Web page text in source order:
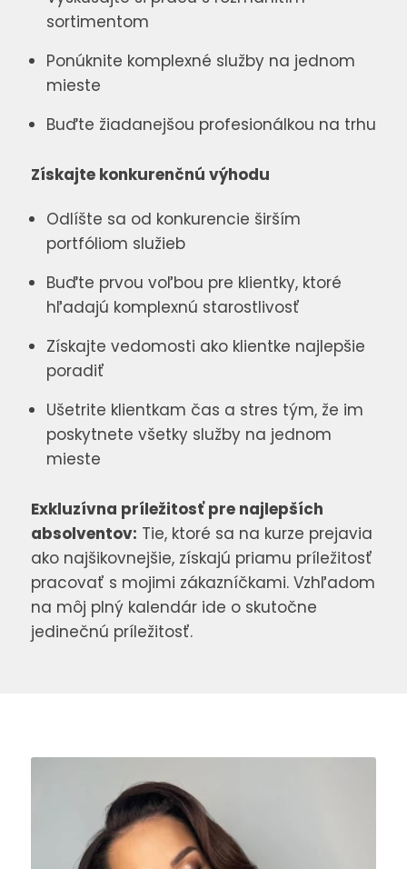
sortimentom
Ponúknite komplexné služby na jednom
mieste
Buďte žiadanejšou profesionálkou na trhu
Získajte konkurenčnú výhodu
Odlíšte sa od konkurencie širším
portfóliom služieb
Buďte prvou voľbou pre klientky, ktoré
hľadajú komplexnú starostlivosť
Získajte vedomosti ako klientke najlepšie
poradiť
Ušetrite klientkam čas a stres tým, že im
poskytnete všetky služby na jednom
mieste
Exkluzívna príležitosť pre najlepších
absolventov: Tie, ktoré sa na kurze prejavia
ako najšikovnejšie, získajú priamu príležitosť
pracovať s mojimi zákazníčkami. Vzhľadom
na môj plný kalendár ide o skutočne
jedinečnú príležitosť.